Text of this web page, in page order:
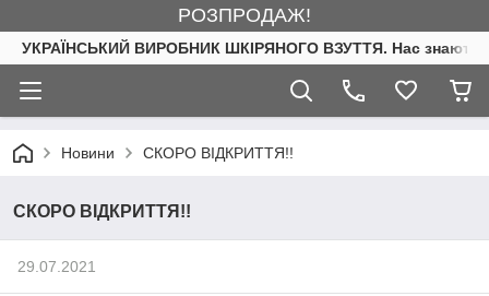
РОЗПРОДАЖ!
УКРАЇНСЬКИЙ ВИРОБНИК ШКІРЯНОГО ВЗУТТЯ. Нас знають.
Новини СКОРО ВІДКРИТТЯ!!
СКОРО ВІДКРИТТЯ!!
29.07.2021